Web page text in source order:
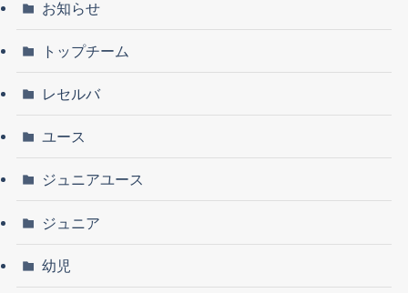
お知らせ
トップチーム
レセルバ
ユース
ジュニアユース
ジュニア
幼児